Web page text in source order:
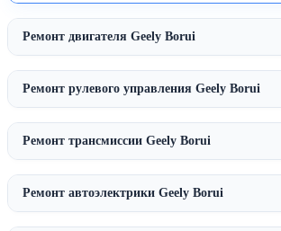
Ремонт двигателя Geely Borui
Ремонт рулевого управления Geely Borui
Ремонт трансмиссии Geely Borui
Ремонт автоэлектрики Geely Borui